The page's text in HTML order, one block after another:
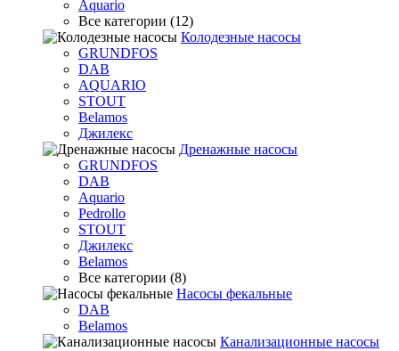
Aquario
Все категории (12)
Колодезные насосы
GRUNDFOS
DAB
AQUARIO
STOUT
Belamos
Джилекс
Дренажные насосы
GRUNDFOS
DAB
Aquario
Pedrollo
STOUT
Джилекс
Belamos
Все категории (8)
Насосы фекальные
DAB
Belamos
Канализационные насосы